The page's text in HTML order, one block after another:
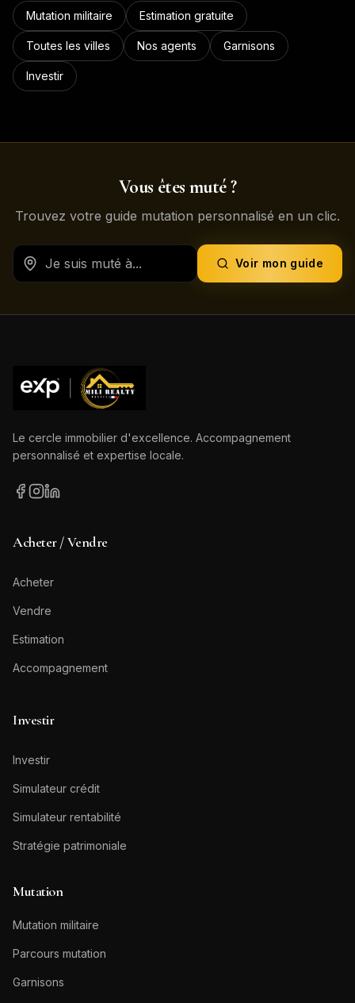
Mutation militaire Estimation gratuite
Toutes les villes Nos agents Garnisons
Investir
Vous êtes muté ?
Trouvez votre guide mutation personnalisé en un clic.
Voir mon guide
Le cercle immobilier d'excellence. Accompagnement
personnalisé et expertise locale.
Acheter / Vendre
Acheter
Vendre
Estimation
Accompagnement
Investir
Investir
Simulateur crédit
Simulateur rentabilité
Stratégie patrimoniale
Mutation
Mutation militaire
Parcours mutation
Garnisons